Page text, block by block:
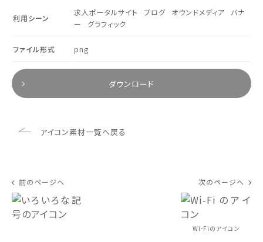
利用シーン
求人ポータルサイト ブログ オウンドメディア
バナ
ー
グラフィック
ファイル形式 png
ダウンロード
アイコン素材一覧へ戻る
前のページへ 次のページへ
Wi-Fiのアイコン